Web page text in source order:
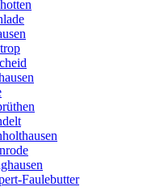
Faulebutter